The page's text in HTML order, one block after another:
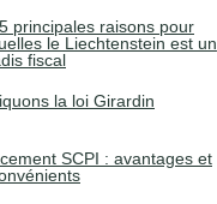
principales raisons pour
le Liechtenstein est un
fiscal
la loi Girardin
SCPI : avantages et